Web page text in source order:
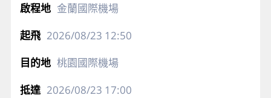
金蘭國際機場
2026/08/23 12:50
桃園國際機場
2026/08/23 17:00